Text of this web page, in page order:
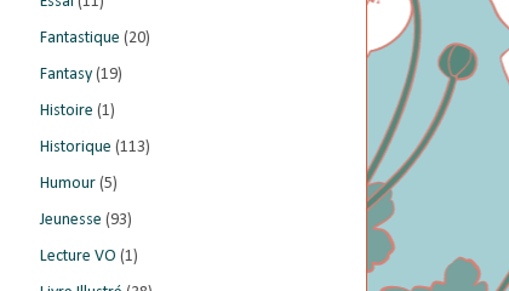
Fantastique (20)
Fantasy (19)
Histoire (1)
Historique (113)
Humour (5)
Jeunesse (93)
Lecture VO (1)